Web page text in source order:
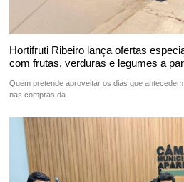
Hortifruti Ribeiro lança ofertas
com frutas, verduras e legumes a
Quem pretende aproveitar os dias que
nas compras da